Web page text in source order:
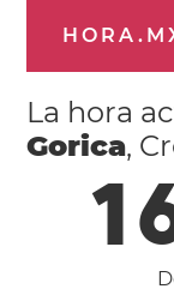
La hora
Gorica,
1